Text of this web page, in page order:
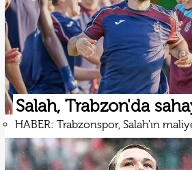
Salah, Trabzon'da
HABER: Trabzonspor, Salah'ın